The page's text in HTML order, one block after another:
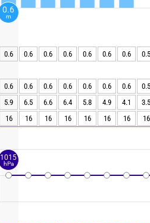
0.6 0.6 0.6 0.6 0.6 0.6 0.6 0.5
0.6 0.6 0.6 0.6 0.6 0.6 0.6
0.5
5.9
6.5 6.6 6.4 5.8 4.9 4.1
3.5
16
16 16 16 16 16 16 16
0.6
m
1015
hPa